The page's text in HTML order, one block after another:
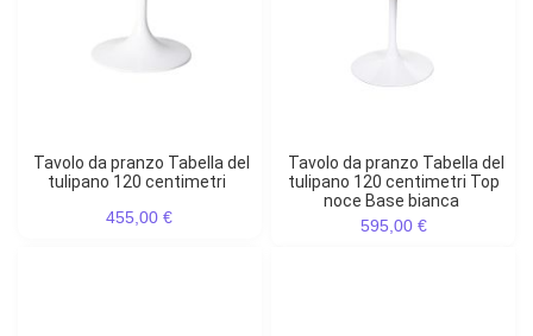
Tavolo da pranzo Tabella del
tulipano 120 centimetri
455,00 €
Tavolo da pranzo Tabella del
tulipano 120 centimetri Top
noce Base bianca
595,00 €